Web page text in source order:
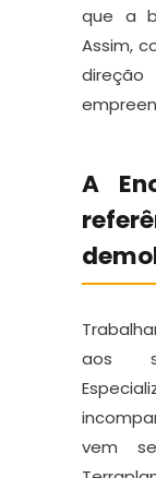
que a
Assim,
A
aos
vem